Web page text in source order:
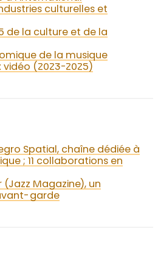
culturelles et
de la culture et de la
de la musique
vidéo (2023-2025)
Spatial, chaîne dédiée à
; 11 collaborations en
(Jazz Magazine), un
garde